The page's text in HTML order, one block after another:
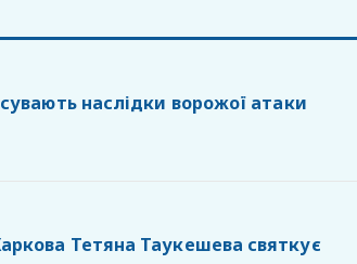
наслідки ворожої атаки
Тетяна Таукешева святкує